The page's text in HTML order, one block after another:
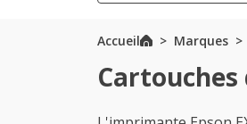
Accueil Marques
Cartouches